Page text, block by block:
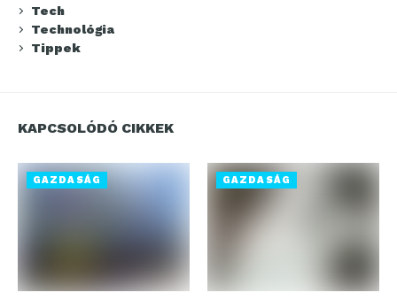
Tech
Technológia
Tippek
KAPCSOLÓDÓ CIKKEK
GAZDASÁG GAZDASÁG